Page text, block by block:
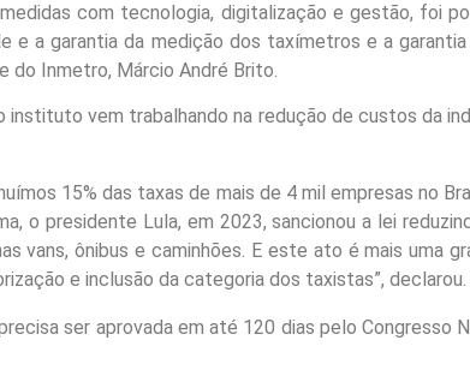
com tecnologia, digitalização e gestão, foi
e a garantia da medição dos taxímetros e a
do Inmetro, Márcio André Brito.
instituto vem trabalhando na redução de custos da
15% das taxas de mais de 4 mil empresas no
o presidente Lula, em 2023, sancionou a lei
vans, ônibus e caminhões. E este ato é mais uma
e inclusão da categoria dos taxistas”, declarou.
ser aprovada em até 120 dias pelo Congresso